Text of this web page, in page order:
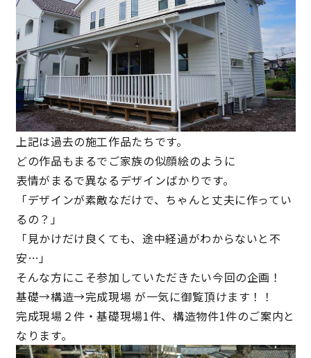
最響の家
Groovin’
nattoku住宅25周年記念モデル
Glass Arts
Blue Style
キママプラス
納得リフォームスタジオ
分譲住宅･不動産 スタッフブログ
施工事例
上記は過去の施工作品たちです。
どの作品もまるでご家族の似顔絵のように
表情がまるで異なるデザインばかりです。
「デザインが素敵なだけで、ちゃんと丈夫に作ってい
るの？」
「見かけだけ良くても、途中経過がわからないと不
安…」
そんな方にこそ参加していただきたい今回の企画！
基礎→構造→完成現場 が一気に御覧頂けます！！
完成現場２件・基礎現場1件、構造物件1件のご案内と
なります。